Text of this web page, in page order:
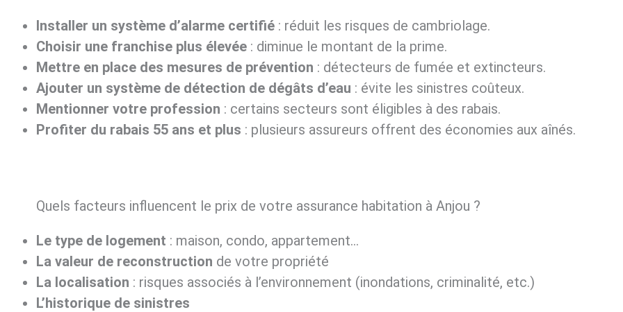
Installer un système d’alarme certifié : réduit les risques de cambriolage.
Choisir une franchise plus élevée : diminue le montant de la prime.
Mettre en place des mesures de prévention : détecteurs de fumée et extincteurs.
Ajouter un système de détection de dégâts d’eau : évite les sinistres coûteux.
Mentionner votre profession : certains secteurs sont éligibles à des rabais.
Profiter du rabais 55 ans et plus : plusieurs assureurs offrent des économies aux aînés.
Quels facteurs influencent le prix de votre assurance habitation à Anjou ?
Le type de logement : maison, condo, appartement…
La valeur de reconstruction de votre propriété
La localisation : risques associés à l’environnement (inondations, criminalité, etc.)
L’historique de sinistres